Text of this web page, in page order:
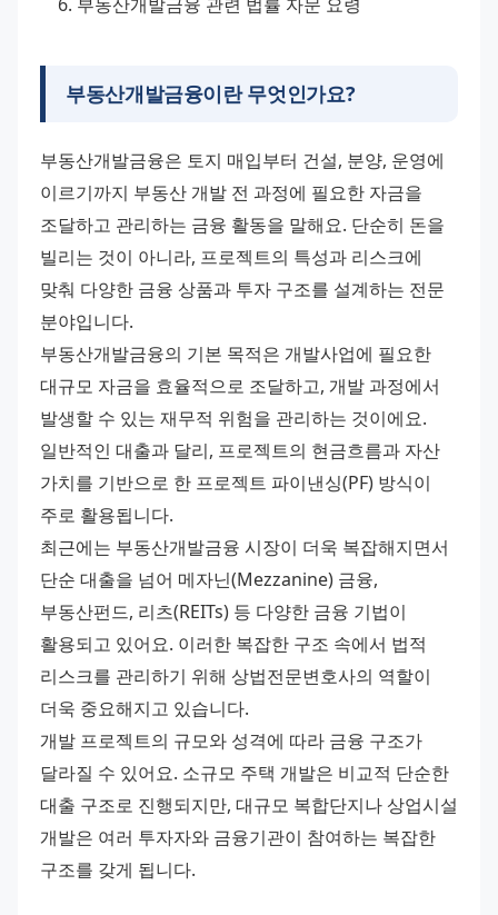
부동산개발금융이란 무엇인가요?
부동산개발금융은 토지 매입부터 건설, 분양, 운영에
이르기까지 부동산 개발 전 과정에 필요한 자금을
조달하고 관리하는 금융 활동을 말해요. 단순히 돈을
빌리는 것이 아니라, 프로젝트의 특성과 리스크에
맞춰 다양한 금융 상품과 투자 구조를 설계하는 전문
분야입니다.
부동산개발금융의 기본 목적은 개발사업에 필요한
대규모 자금을 효율적으로 조달하고, 개발 과정에서
발생할 수 있는 재무적 위험을 관리하는 것이에요.
일반적인 대출과 달리, 프로젝트의 현금흐름과 자산
가치를 기반으로 한 프로젝트 파이낸싱(PF) 방식이
주로 활용됩니다.
최근에는 부동산개발금융 시장이 더욱 복잡해지면서
단순 대출을 넘어 메자닌(Mezzanine) 금융,
부동산펀드, 리츠(REITs) 등 다양한 금융 기법이
활용되고 있어요. 이러한 복잡한 구조 속에서 법적
리스크를 관리하기 위해 상법전문변호사의 역할이
더욱 중요해지고 있습니다.
개발 프로젝트의 규모와 성격에 따라 금융 구조가
달라질 수 있어요. 소규모 주택 개발은 비교적 단순한
대출 구조로 진행되지만, 대규모 복합단지나 상업시설
개발은 여러 투자자와 금융기관이 참여하는 복잡한
구조를 갖게 됩니다.